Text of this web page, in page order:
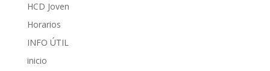
HCD Joven
Horarios
INFO ÚTIL
inicio